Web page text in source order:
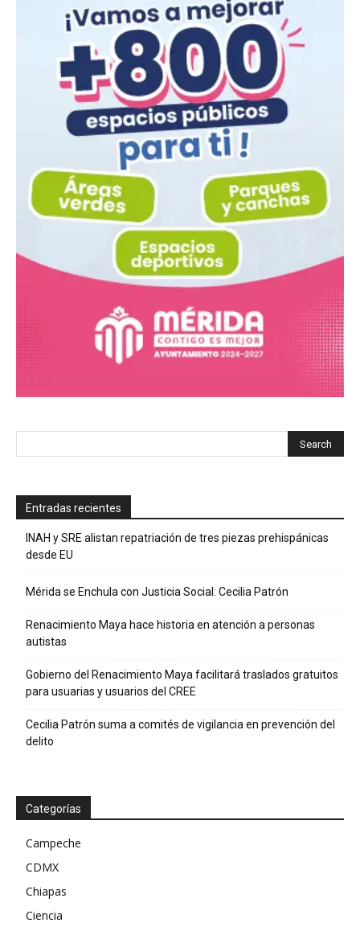
Entradas recientes
INAH y SRE alistan repatriación de tres piezas prehispánicas
desde EU
Mérida se Enchula con Justicia Social: Cecilia Patrón
Renacimiento Maya hace historia en atención a personas
autistas
Gobierno del Renacimiento Maya facilitará traslados gratuitos
para usuarias y usuarios del CREE
Cecilia Patrón suma a comités de vigilancia en prevención del
delito
Categorías
Campeche
CDMX
Chiapas
Ciencia